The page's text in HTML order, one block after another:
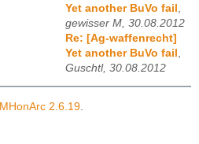
Yet another BuVo fail
gewisser M, 30.08.2012
Re: [Ag-waffenrecht]
Yet another BuVo fail
Guschtl, 30.08.2012
MHonArc 2.6.19